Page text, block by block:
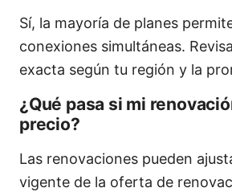
Sí, la mayoría de planes
conexiones simultáneas.
exacta según tu región y la
¿Qué pasa si mi
precio?
Las renovaciones pueden
vigente de la oferta de